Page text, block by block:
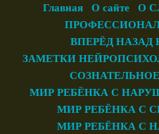
Главная О сайте О
ВПЕРЁД
ЗАМЕТКИ
МИР РЕБЁНКА С
МИР РЕБЁНКА С
МИР РЕБЁНКА С